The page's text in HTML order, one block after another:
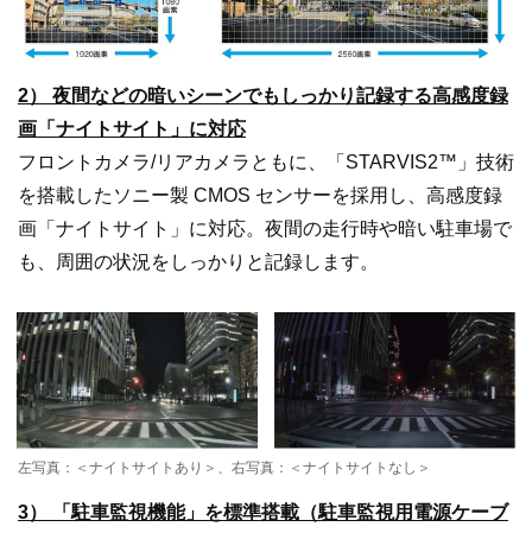
2） 夜間などの暗いシーンでもしっかり記録する高感度録
画「ナイトサイト」に対応
フロントカメラ/リアカメラともに、「STARVIS2™」技術
を搭載したソニー製 CMOS センサーを採用し、高感度録
画「ナイトサイト」に対応。夜間の走行時や暗い駐車場で
も、周囲の状況をしっかりと記録します。
左写真：＜ナイトサイトあり＞、右写真：＜ナイトサイトなし＞
3） 「駐車監視機能」を標準搭載（駐車監視用電源ケーブ